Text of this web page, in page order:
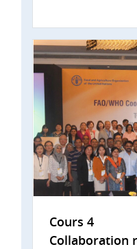
Cours 4
Collaboration